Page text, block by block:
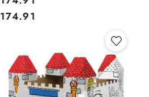
Cena:
174.91